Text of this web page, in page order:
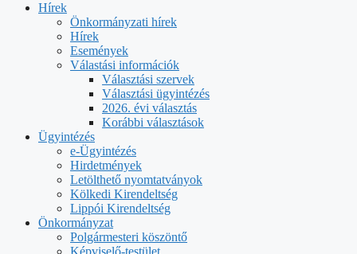
Hírek
Önkormányzati hírek
Hírek
Események
Válastási információk
Választási szervek
Választási ügyintézés
2026. évi választás
Korábbi választások
Ügyintézés
e-Ügyintézés
Hirdetmények
Letölthető nyomtatványok
Kölkedi Kirendeltség
Lippói Kirendeltség
Önkormányzat
Polgármesteri köszöntő